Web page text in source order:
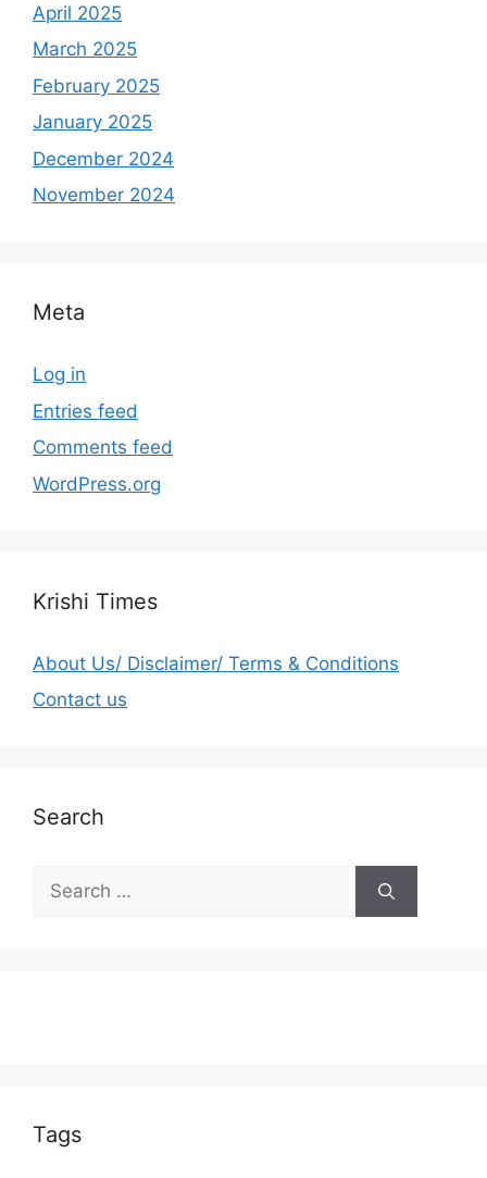
April 2025
March 2025
February 2025
January 2025
December 2024
November 2024
Meta
Log in
Entries feed
Comments feed
WordPress.org
Krishi Times
About Us/ Disclaimer/ Terms & Conditions
Contact us
Search
Tags